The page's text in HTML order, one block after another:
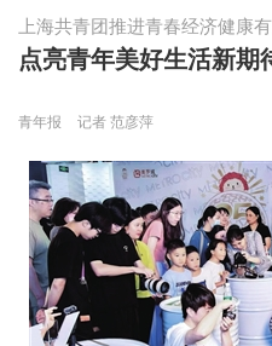
上海共青团推进青春经济健康
点亮青年美好生活新期
青年报 记者 范彦萍